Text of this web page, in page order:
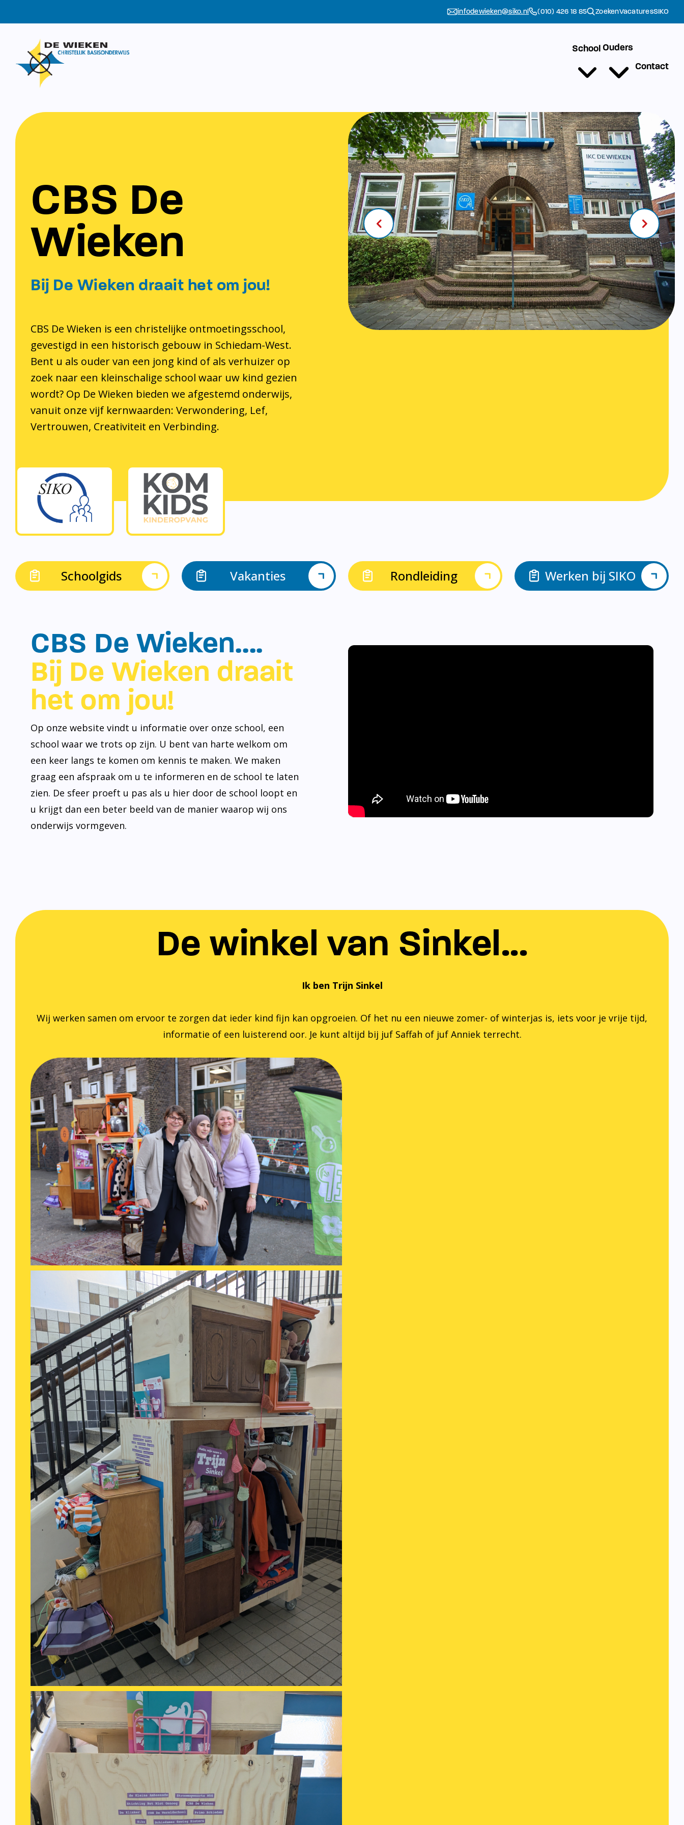
infodewieken@siko.nl (010) 426 18 85 ZoekenVacaturesSIKO
School Ouders
Contact
CBS De
Wieken
Bij De Wieken draait het om jou!
CBS De Wieken is een christelijke ontmoetingsschool,
gevestigd in een historisch gebouw in Schiedam-West.
Bent u als ouder van een jong kind of als verhuizer op
zoek naar een kleinschalige school waar uw kind gezien
wordt? Op De Wieken bieden we afgestemd onderwijs,
vanuit onze vijf kernwaarden: Verwondering, Lef,
Vertrouwen, Creativiteit en Verbinding.
Schoolgids Vakanties Rondleiding Werken bij SIKO
CBS De Wieken….
Bij De Wieken draait
het om jou!
Op onze website vindt u informatie over onze school, een
school waar we trots op zijn. U bent van harte welkom om
een keer langs te komen om kennis te maken. We maken
graag een afspraak om u te informeren en de school te laten
zien. De sfeer proeft u pas als u hier door de school loopt en
u krijgt dan een beter beeld van de manier waarop wij ons
onderwijs vormgeven.
De winkel van Sinkel...
Ik ben Trijn Sinkel
Wij werken samen om ervoor te zorgen dat ieder kind fijn kan opgroeien. Of het nu een nieuwe zomer- of winterjas is, iets voor je vrije tijd,
informatie of een luisterend oor. Je kunt altijd bij juf Saffah of juf Anniek terrecht.